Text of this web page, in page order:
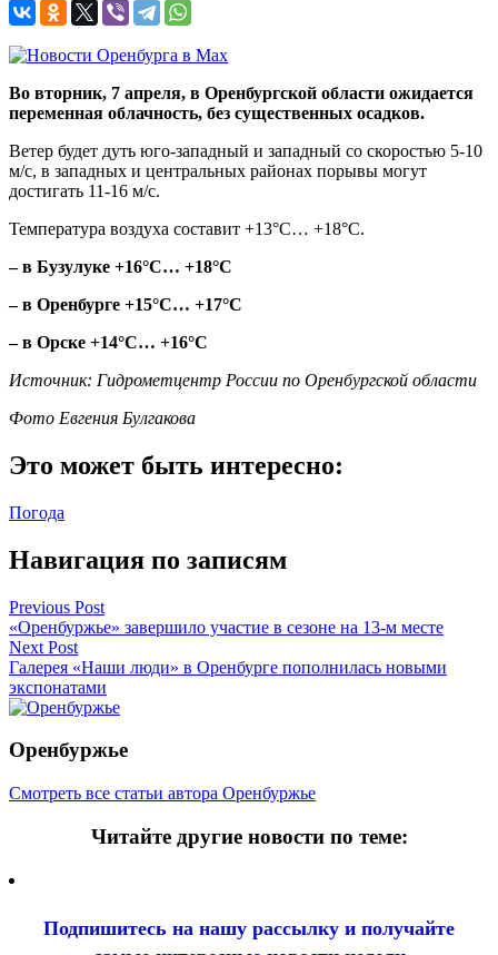
Во вторник, 7 апреля, в Оренбургской области ожидается
переменная облачность, без существенных осадков.
Ветер будет дуть юго-западный и западный со скоростью 5-10
м/с, в западных и центральных районах порывы могут
достигать 11-16 м/с.
Температура воздуха составит +13°C… +18°C.
– в Бузулуке +16°C… +18°C
– в Оренбурге +15°C… +17°C
– в Орске +14°C… +16°C
Источник: Гидрометцентр России по Оренбургской области
Фото Евгения Булгакова
Это может быть интересно:
Погода
Навигация по записям
Previous Post
«Оренбуржье» завершило участие в сезоне на 13-м месте
Next Post
Галерея «Наши люди» в Оренбурге пополнилась новыми
экспонатами
Оренбуржье
Смотреть все статьи автора Оренбуржье
Читайте другие новости по теме:
Подпишитесь на нашу рассылку и получайте